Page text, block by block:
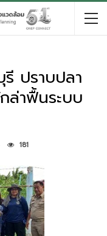
ปราบปลา
ล่าฟื้นระบบ
181